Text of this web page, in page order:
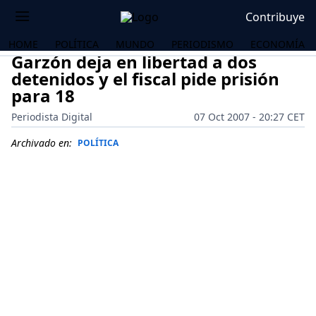
Contribuye
HOME POLÍTICA MUNDO PERIODISMO ECONOMÍA
Garzón deja en libertad a dos
detenidos y el fiscal pide prisión
para 18
Periodista Digital
07 Oct 2007 - 20:27 CET
Archivado en: POLÍTICA